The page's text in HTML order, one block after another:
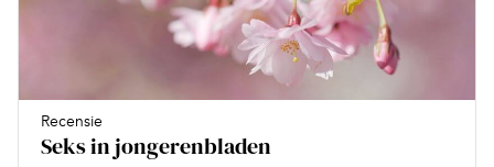
Recensie
Seks in jongerenbladen